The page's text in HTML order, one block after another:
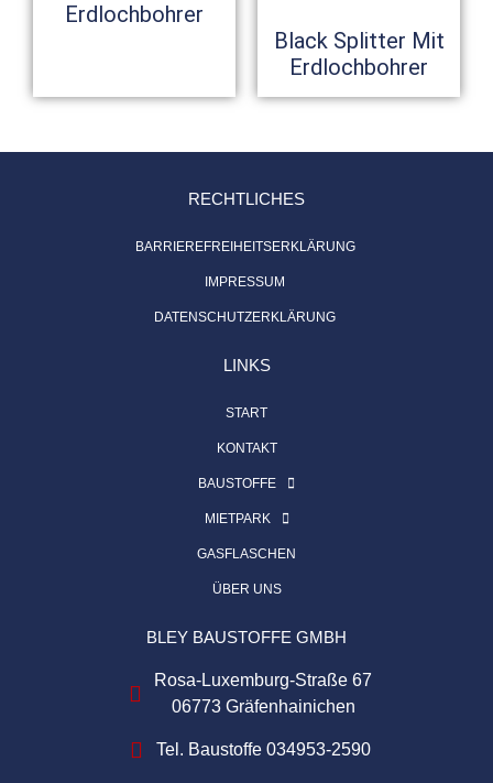
Erdlochbohrer
Black Splitter Mit
Erdlochbohrer
RECHTLICHES
BARRIEREFREIHEITSERKLÄRUNG
IMPRESSUM
DATENSCHUTZERKLÄRUNG
LINKS
START
KONTAKT
BAUSTOFFE
MIETPARK
GASFLASCHEN
ÜBER UNS
BLEY BAUSTOFFE GMBH
Rosa-Luxemburg-Straße 67
06773 Gräfenhainichen
Tel. Baustoffe 034953-2590